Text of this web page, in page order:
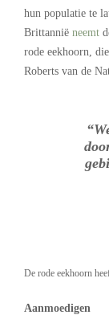
hun populatie te
Brittannië neemt
rode eekhoorn,
Roberts van de
De rode eekhoorn
Aanmoedigen